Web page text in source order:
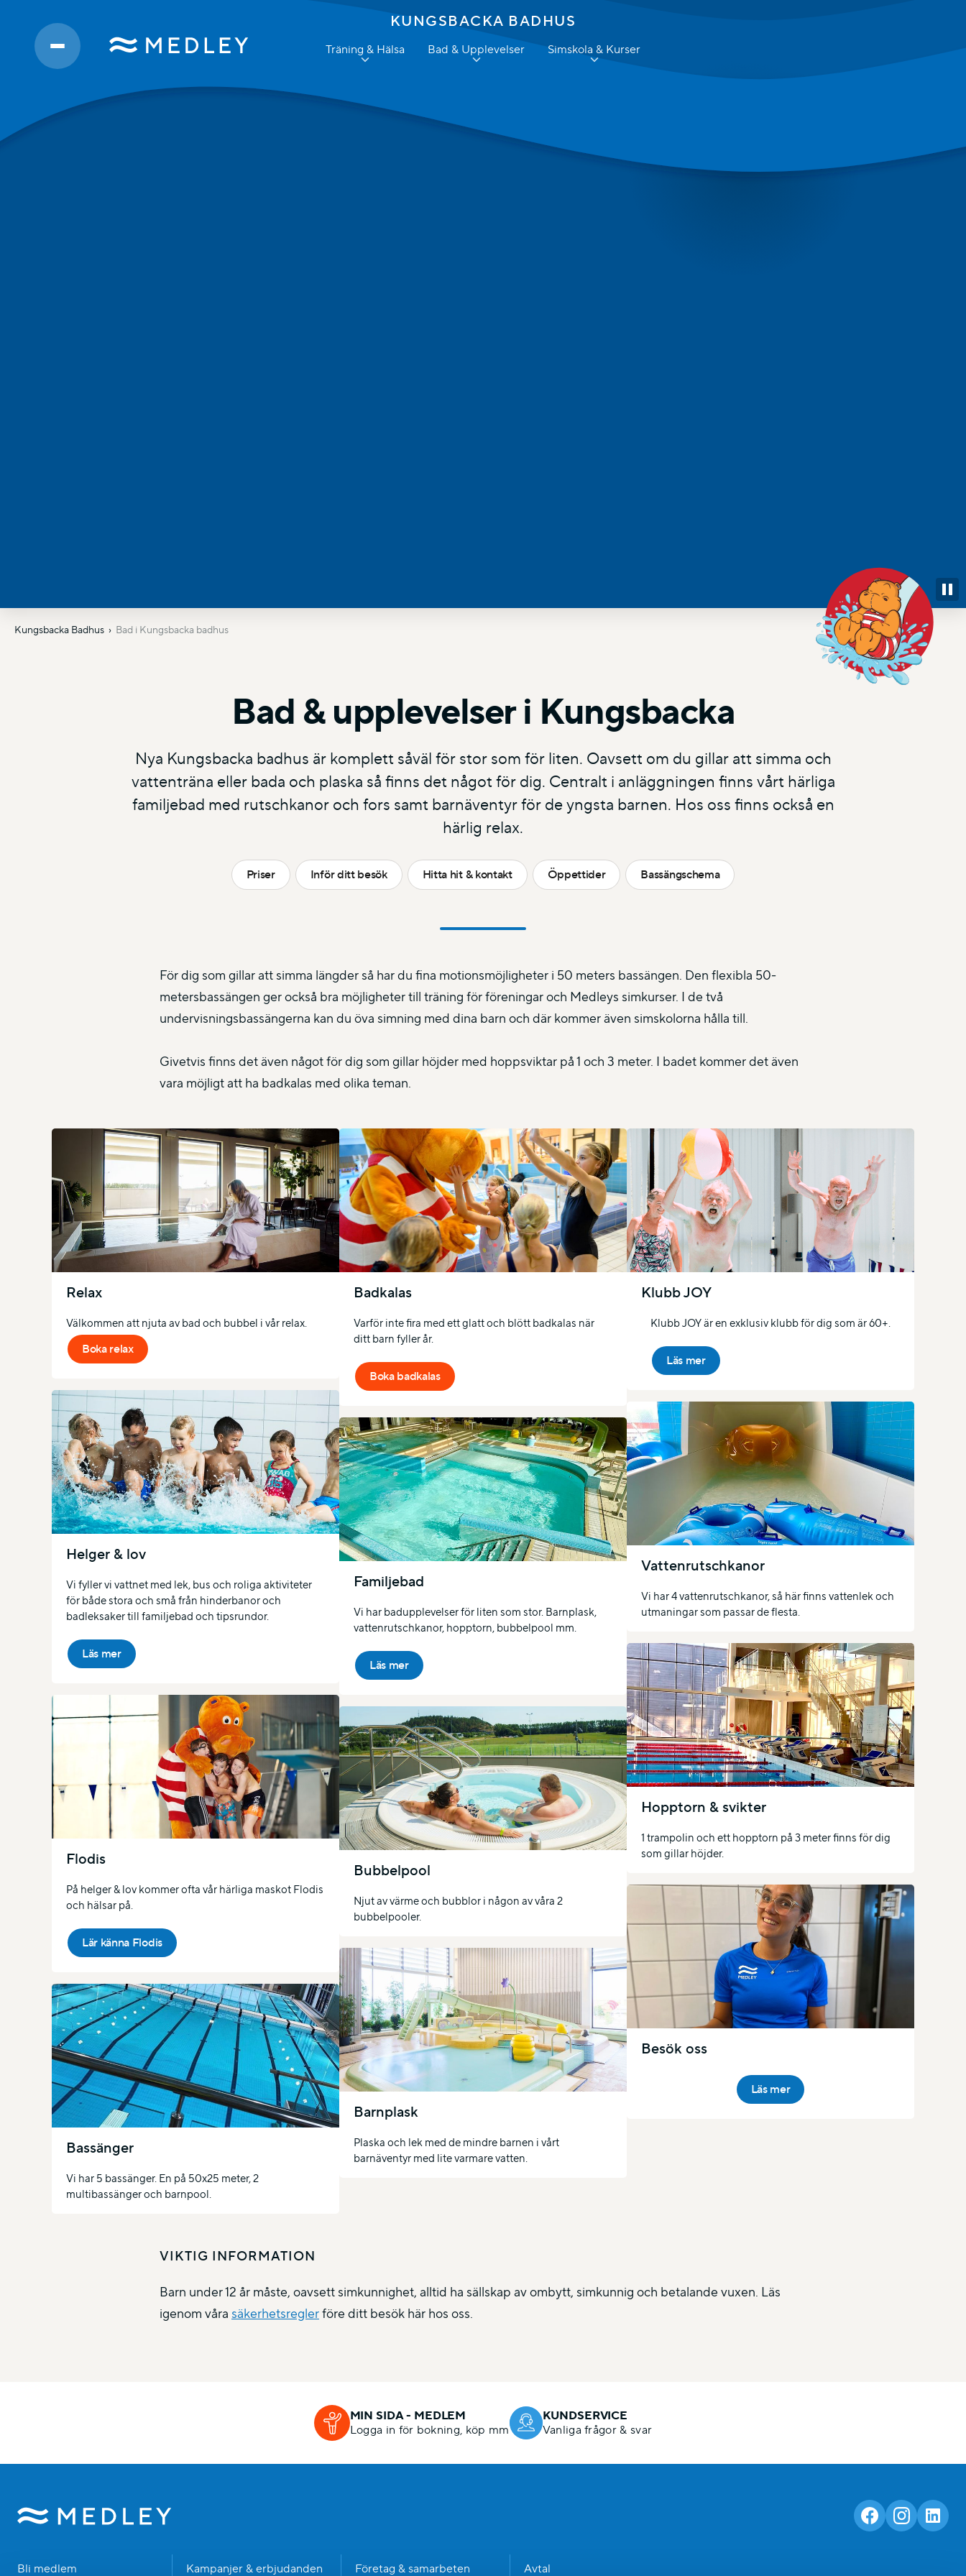
KUNGSBACKA BADHUS
Träning & Hälsa Bad & Upplevelser Simskola & Kurser
Kungsbacka Badhus Bad i Kungsbacka badhus
Bad & upplevelser i Kungsbacka
Nya Kungsbacka badhus är komplett såväl för stor som för liten. Oavsett om du gillar att simma och
vattenträna eller bada och plaska så finns det något för dig. Centralt i anläggningen finns vårt härliga
familjebad med rutschkanor och fors samt barnäventyr för de yngsta barnen. Hos oss finns också en
härlig relax.
Priser Inför ditt besök Hitta hit & kontakt Öppettider Bassängschema
För dig som gillar att simma längder så har du fina motionsmöjligheter i 50 meters bassängen. Den flexibla 50-
metersbassängen ger också bra möjligheter till träning för föreningar och Medleys simkurser. I de två
undervisningsbassängerna kan du öva simning med dina barn och där kommer även simskolorna hålla till.
Givetvis finns det även något för dig som gillar höjder med hoppsviktar på 1 och 3 meter. I badet kommer det även
vara möjligt att ha badkalas med olika teman.
Relax
Välkommen att njuta av bad och bubbel i vår relax.
Boka relax
Helger & lov
Vi fyller vi vattnet med lek, bus och roliga aktiviteter
för både stora och små från hinderbanor och
badleksaker till familjebad och tipsrundor.
Läs mer
Flodis
På helger & lov kommer ofta vår härliga maskot Flodis
och hälsar på.
Lär känna Flodis
Bassänger
Vi har 5 bassänger. En på 50x25 meter, 2
multibassänger och barnpool.
Badkalas
Varför inte fira med ett glatt och blött badkalas när
ditt barn fyller år.
Boka badkalas
Familjebad
Vi har badupplevelser för liten som stor. Barnplask,
vattenrutschkanor, hopptorn, bubbelpool mm.
Läs mer
Bubbelpool
Njut av värme och bubblor i någon av våra 2
bubbelpooler.
Barnplask
Plaska och lek med de mindre barnen i vårt
barnäventyr med lite varmare vatten.
Klubb JOY
Klubb JOY är en exklusiv klubb för dig som är 60+.
Läs mer
Vattenrutschkanor
Vi har 4 vattenrutschkanor, så här finns vattenlek och
utmaningar som passar de flesta.
Hopptorn & svikter
1 trampolin och ett hopptorn på 3 meter finns för dig
som gillar höjder.
Besök oss
Läs mer
VIKTIG INFORMATION
Barn under 12 år måste, oavsett simkunnighet, alltid ha sällskap av ombytt, simkunnig och betalande vuxen. Läs
igenom våra säkerhetsreglerföre ditt besök här hos oss.
MIN SIDA - MEDLEM
Logga in för bokning, köp mm
KUNDSERVICE
Vanliga frågor & svar
Bli medlem Kampanjer & erbjudanden Företag & samarbeten Avtal